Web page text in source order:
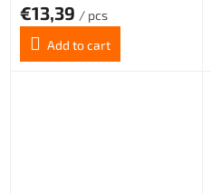
€13,39 / pcs
Add to cart